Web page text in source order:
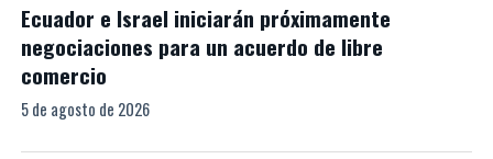
Ecuador e Israel iniciarán próximamente
negociaciones para un acuerdo de libre
comercio
5 de agosto de 2026